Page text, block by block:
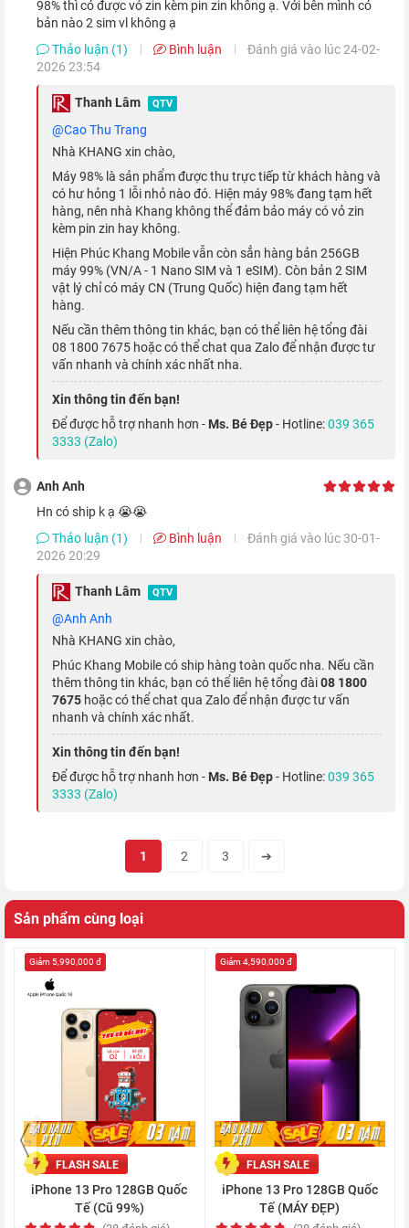
tối ưu hóa từng phần trong ảnh, phần mềm và ISP. Chế độ
Photographic Styles cho phép bạn thiết lập tông màu và độ ấm
tùy ý, nhưng vẫn giữ cho bầu trời và màu da một cách tự nhiên
Camera trước iPhone 13 Prokhông chỉ giúp xác thực khuôn
mặt Face ID với độ an toàn cao hơn, mà còn hỗ trợ nhiều tính
năng như Photographic Styles, quay video ProRes, Dolby
Vision HDR, chế độ chân dung, chế độ selfie ban đêm,... giúp
Xem thêm: iPhone 13 Pro lọt top 5 smartphone chụp ảnh
tốt nhất trên thị trường
Hiệu năng hàng khủng với chip Apple A15
Bionic
iPhone 13 Pro được cung cấp sức mạnh bởi con chip A15
Bionic, cho phép thoải mái trải nghiệm những tựa game có đồ
họa cao hay ứng dụng nặng. GPU 5 lõi cho hiệu suất đồ họa
nhanh hơn đến 50% so với những chipset smartphone khác
trên thị trường.
Bên cạnh đó, máy còn được trang bị RAM 6 GB và bộ nhớ
trong 256 GB, cho bạn thoải mái lưu lại mọi kỷ niệm và tài liệu,
cũng như hỗ trợ đa nhiệm và sử dụng nhiều ứng dụng khác
nhau được mượt mà.
98% thì có được vỏ zin kèm pin zin không ạ. Với bên mình có
bản nào 2 sim vl không ạ
Thảo luận (1)
Bình luận
Đánh giá vào lúc 24-02-
2026 23:54
Thanh Lâm QTV
@Cao Thu Trang
Nhà KHANG xin chào,
Máy 98% là sản phẩm được thu trực tiếp từ khách hàng và
có hư hỏng 1 lỗi nhỏ nào đó. Hiện máy 98% đang tạm hết
hàng, nên nhà Khang không thể đảm bảo máy có vỏ zin
kèm pin zin hay không.
Hiện Phúc Khang Mobile vẫn còn sẳn hàng bản 256GB
máy 99% (VN/A - 1 Nano SIM và 1 eSIM). Còn bản 2 SIM
vật lý chỉ có máy CN (Trung Quốc) hiện đang tạm hết
hàng.
Nếu cần thêm thông tin khác, bạn có thể liên hệ tổng đài
08 1800 7675 hoặc có thể chat qua Zalo để nhận được tư
vấn nhanh và chính xác nhất nha.
Xin thông tin đến bạn!
Để được hỗ trợ nhanh hơn - Ms. Bé Đẹp- Hotline:039 365
3333 (Zalo)
Anh Anh
Hn có ship k ạ 😭😭
Thảo luận (1)
Bình luận
Đánh giá vào lúc 30-01-
2026 20:29
Thanh Lâm QTV
@Anh Anh
Nhà KHANG xin chào,
Phúc Khang Mobile có ship hàng toàn quốc nha. Nếu cần
thêm thông tin khác, bạn có thể liên hệ tổng đài08 1800
7675 hoặc có thể chat qua Zalo để nhận được tư vấn
nhanh và chính xác nhất.
Xin thông tin đến bạn!
Để được hỗ trợ nhanh hơn - Ms. Bé Đẹp- Hotline:039 365
3333 (Zalo)
1 2 3 ➔
Sản phẩm cùng loại
FLASH SALE
iPhone 13 Pro 128GB Quốc
Tế (Cũ 99%)
Giảm 5,990,000 đ
FLASH SALE
iPhone 13 Pro 128GB Quốc
Tế (MÁY ĐẸP)
Giảm 4,590,000 đ